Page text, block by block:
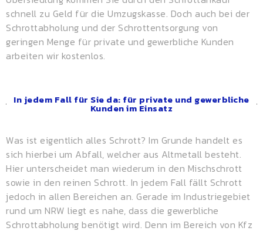
schnell zu Geld für die Umzugskasse. Doch auch bei der
Schrottabholung und der Schrottentsorgung von
geringen Menge für private und gewerbliche Kunden
arbeiten wir kostenlos.
In jedem Fall für Sie da: für private und gewerbliche
Kunden im Einsatz
Was ist eigentlich alles Schrott? Im Grunde handelt es
sich hierbei um Abfall, welcher aus Altmetall besteht.
Hier unterscheidet man wiederum in den Mischschrott
sowie in den reinen Schrott. In jedem Fall fällt Schrott
jedoch in allen Bereichen an. Gerade im Industriegebiet
rund um NRW liegt es nahe, dass die gewerbliche
Schrottabholung benötigt wird. Denn im Bereich von Kfz